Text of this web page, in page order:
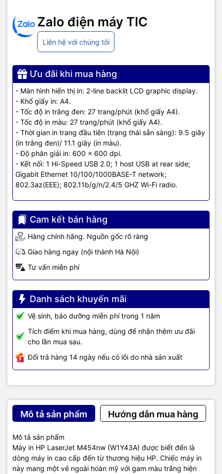
Zalo điện máy TIC
Liên hệ với chúng tôi
Ưu đãi khi mua hàng
- Màn hình hiển thị in: 2-line backlit LCD graphic display.
- Khổ giấy in: A4.
- Tốc độ in trắng đen: 27 trang/phút (khổ giấy A4).
- Tốc độ in màu: 27 trang/phút (khổ giấy A4).
- Thời gian in trang đầu tiên (trạng thái sẵn sàng): 9.5 giây
(in trắng đen)/ 11.1 giây (in màu).
- Độ phân giải in: 600 x 600 dpi.
- Kết nối: 1 Hi-Speed USB 2.0; 1 host USB at rear side;
Gigabit Ethernet 10/100/1000BASE-T network;
802.3az(EEE); 802.11b/g/n/2.4/5 GHZ Wi-Fi radio.
Cam kết bán hàng
Hàng chính hãng. Nguồn gốc rõ ràng
Giao hàng ngay (nội thành Hà Nội)
Tư vấn miễn phí
Danh sách khuyến mãi
Vệ sinh, bảo dưỡng miễn phí trong 1 năm
Tích điểm khi mua hàng, dùng để nhận thêm ưu đãi
cho lần mua sau.
Đổi trả hàng 14 ngày nếu có lỗi do nhà sản xuất
Mô tả sản phẩm Hướng dẫn mua hàng
Mô tả sản phẩm
Máy in HP LaserJet M454nw (W1Y43A) được biết đến là
dòng máy in cao cấp đến từ thương hiệu HP. Chiếc máy in
này mang một vẻ ngoài hoàn mỹ với gam màu trắng hiện
Windows Vista, macOS 10.12 Sierra, macOS 10.13 High Sierra,
macOS 10.14 Mojave, macOS 10.15 Catalina.
Máy in HP LaserJet M454nw (W1Y43A) | Đa dạng hệ điều hành
hộp mực (1 black, 1 cyan, 1 magenta, 1 yellow). 4 hộp mực này
không chỉ giúp bạn in trắng đen mà còn giúp bạn in màu một cách
rõ nét và chân thực hơn bao giờ hết.
TIC.VN– Nhà phân phối và cung cấp giải pháp công nghệ uy tín
tại Việt Nam. Chúng tôi chuyên cung cấp đa dạng sản phẩm:
Laptop,Máy tính PC ,Máy chủ - Server, Thiết bị mạng
giám sát,Tổng đài,Màn hình tương tác,Linh kiện máy tính,Điện
máynhư tivi, tủ lạnh, máy giặt, máy hút ẩm... cùng nhiều thiết bị
công nghệ khác.TIC.VNcam kết mang đến
hãng, giá tốt, dịch vụ chuyên nghiệp, đáp ứng tối đa nhu cầu của
doanh nghiệp cũng như gia đình và cá nhân.